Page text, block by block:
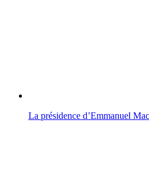
La présidence d’Emmanuel